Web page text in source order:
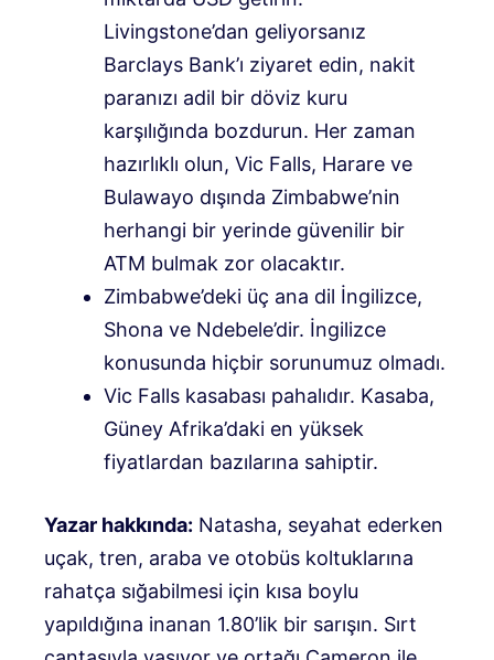
Livingstone’dan geliyorsanız
Barclays Bank’ı ziyaret edin, nakit
paranızı adil bir döviz kuru
karşılığında bozdurun. Her zaman
hazırlıklı olun, Vic Falls, Harare ve
Bulawayo dışında Zimbabwe’nin
herhangi bir yerinde güvenilir bir
ATM bulmak zor olacaktır.
Zimbabwe’deki üç ana dil İngilizce,
Shona ve Ndebele’dir. İngilizce
konusunda hiçbir sorunumuz olmadı.
Vic Falls kasabası pahalıdır. Kasaba,
Güney Afrika’daki en yüksek
fiyatlardan bazılarına sahiptir.
Yazar hakkında: Natasha, seyahat ederken
uçak, tren, araba ve otobüs koltuklarına
rahatça sığabilmesi için kısa boylu
yapıldığına inanan 1.80’lik bir sarışın. Sırt